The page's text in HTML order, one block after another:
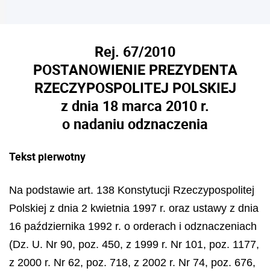
Rej. 67/2010
POSTANOWIENIE PREZYDENTA
RZECZYPOSPOLITEJ POLSKIEJ
z dnia 18 marca 2010 r.
o nadaniu odznaczenia
Tekst pierwotny
Na podstawie art. 138 Konstytucji Rzeczypospolitej
Polskiej z dnia 2 kwietnia 1997 r. oraz ustawy z dnia
16 października 1992 r. o orderach i odznaczeniach
(Dz. U. Nr 90, poz. 450, z 1999 r. Nr 101, poz. 1177,
z 2000 r. Nr 62, poz. 718, z 2002 r. Nr 74, poz. 676,